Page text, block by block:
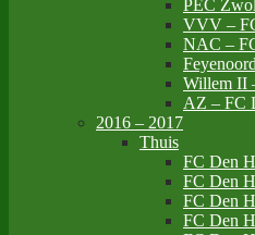
PEC
VVV –
NAC –
Willem II
AZ – FC
2016 – 2017
Thuis
FC Den
FC Den
FC Den
FC Den